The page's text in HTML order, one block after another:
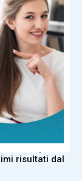
“Tornare a
fruibile”
Toscana
milioni
risultati dal